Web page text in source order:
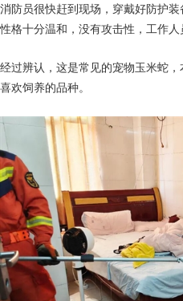
消防员很快赶到现场，穿戴好防护
性格十分温和，没有攻击性，工作人
经过辨认，这是常见的宠物玉米蛇
喜欢饲养的品种。